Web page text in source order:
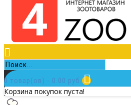
0 товар(ов) - 0.00 руб.
Корзина покупок пуста!